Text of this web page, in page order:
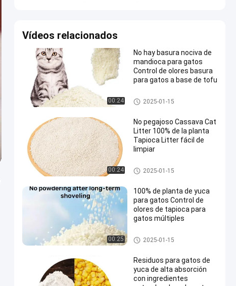
Vídeos relacionados
00:24
No hay basura nociva de
mandioca para gatos
Control de olores basura
para gatos a base de tofu
Residuos de manija para gato
s
2025-01-15
00:24
No pegajoso Cassava Cat
Litter 100% de la planta
Tapioca Litter fácil de
limpiar
Residuos de manija para gato
s
2025-01-15
00:25
100% de planta de yuca
para gatos Control de
olores de tapioca para
gatos múltiples
Residuos de manija para gato
s
2025-01-15
Residuos para gatos de
yuca de alta absorción
con ingredientes